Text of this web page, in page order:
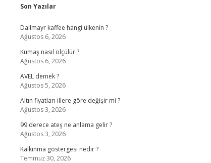
Sidebar
Son Yazılar
Dallmayr kaffee hangi ülkenin ?
Ağustos 6, 2026
Kumaş nasıl ölçülür ?
Ağustos 6, 2026
AVEL demek ?
Ağustos 5, 2026
Altın fiyatları illere göre değişir mi ?
Ağustos 3, 2026
99 derece ateş ne anlama gelir ?
Ağustos 3, 2026
Kalkınma göstergesi nedir ?
Temmuz 30, 2026